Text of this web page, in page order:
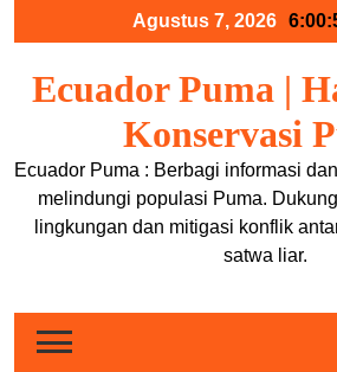
Agustus 7, 2026
Ecuador Puma |
Konservasi
Ecuador Puma : Berbagi informasi
melindungi populasi Puma.
lingkungan dan mitigasi konflik
satwa liar.